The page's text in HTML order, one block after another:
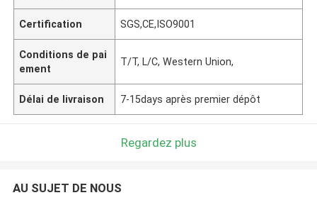
Certification SGS,CE,ISO9001
Conditions de pai
ement
T/T, L/C, Western Union,
Délai de livraison 7-15days après premier dépôt
Regardez plus
AU SUJET DE NOUS